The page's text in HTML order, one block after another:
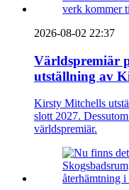
2026-08-02 22:37
Världspremiär
utställning av
Kirsty Mitchells
slott 2027.
världspremiär.